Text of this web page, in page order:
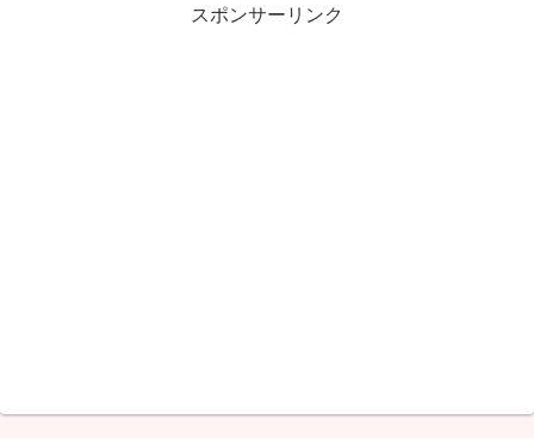
スポンサーリンク